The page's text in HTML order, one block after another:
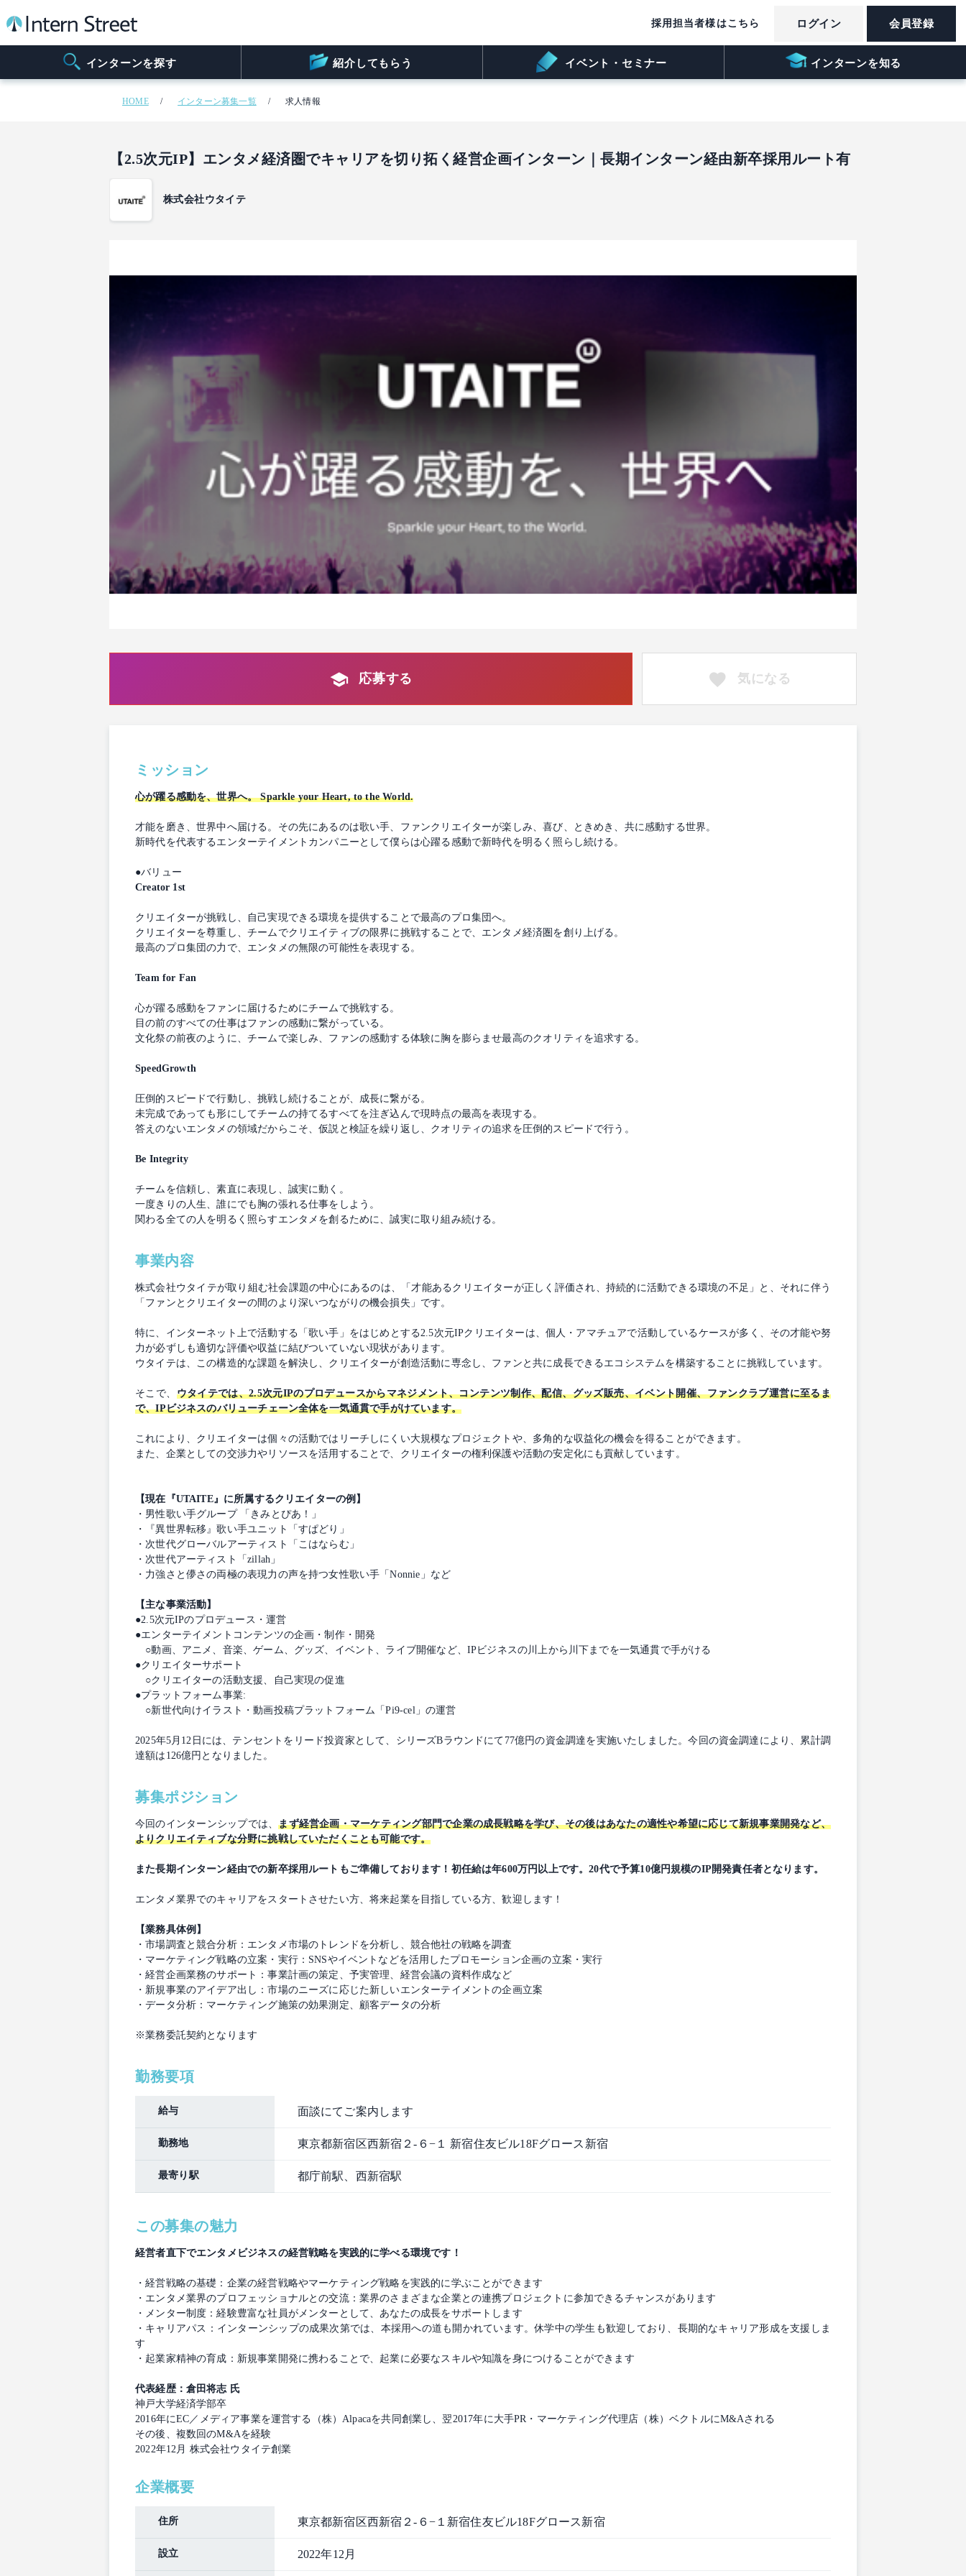
インターンを探す 紹介してもらう イベント・セミナー インターンを知る
採用担当者様はこちら ログイン 会員登録
HOME インターン募集一覧 求人情報
【2.5次元IP】エンタメ経済圏でキャリアを切り拓く経営企画インターン｜長期インターン経由新卒採用ルート有
株式会社ウタイテ
応募する 気になる
ミッション
心が躍る感動を、世界へ。 Sparkle your Heart, to the World.
才能を磨き、世界中へ届ける。その先にあるのは歌い手、ファンクリエイターが楽しみ、喜び、ときめき、共に感動する世界。
新時代を代表するエンターテイメントカンパニーとして僕らは心躍る感動で新時代を明るく照らし続ける。
●バリュー
Creator 1st
クリエイターが挑戦し、自己実現できる環境を提供することで最高のプロ集団へ。
クリエイターを尊重し、チームでクリエイティブの限界に挑戦することで、エンタメ経済圏を創り上げる。
最高のプロ集団の力で、エンタメの無限の可能性を表現する。
Team for Fan
心が躍る感動をファンに届けるためにチームで挑戦する。
目の前のすべての仕事はファンの感動に繋がっている。
文化祭の前夜のように、チームで楽しみ、ファンの感動する体験に胸を膨らませ最高のクオリティを追求する。
SpeedGrowth
圧倒的スピードで行動し、挑戦し続けることが、成長に繋がる。
未完成であっても形にしてチームの持てるすべてを注ぎ込んで現時点の最高を表現する。
答えのないエンタメの領域だからこそ、仮説と検証を繰り返し、クオリティの追求を圧倒的スピードで行う。
Be Integrity
チームを信頼し、素直に表現し、誠実に動く。
一度きりの人生、誰にでも胸の張れる仕事をしよう。
関わる全ての人を明るく照らすエンタメを創るために、誠実に取り組み続ける。
事業内容
株式会社ウタイテが取り組む社会課題の中心にあるのは、「才能あるクリエイターが正しく評価され、持続的に活動できる環境の不足」と、それに伴う
「ファンとクリエイターの間のより深いつながりの機会損失」です。
特に、インターネット上で活動する「歌い手」をはじめとする2.5次元IPクリエイターは、個人・アマチュアで活動しているケースが多く、その才能や努
力が必ずしも適切な評価や収益に結びついていない現状があります。
ウタイテは、この構造的な課題を解決し、クリエイターが創造活動に専念し、ファンと共に成長できるエコシステムを構築することに挑戦しています。
そこで、 ウタイテでは、2.5次元IPのプロデュースからマネジメント、コンテンツ制作、配信、グッズ販売、イベント開催、ファンクラブ運営に至るま
で、IPビジネスのバリューチェーン全体を一気通貫で手がけています。
これにより、クリエイターは個々の活動ではリーチしにくい大規模なプロジェクトや、多角的な収益化の機会を得ることができます。
また、企業としての交渉力やリソースを活用することで、クリエイターの権利保護や活動の安定化にも貢献しています。
【現在『UTAITE』に所属するクリエイターの例】
・男性歌い手グループ 「きみとぴあ！」
・『異世界転移』歌い手ユニット「すぱどり」
・次世代グローバルアーティスト「こはならむ」
・次世代アーティスト「zillah」
・力強さと儚さの両極の表現力の声を持つ女性歌い手「Nonnie」など
【主な事業活動】
●2.5次元IPのプロデュース・運営
●エンターテイメントコンテンツの企画・制作・開発
○動画、アニメ、音楽、ゲーム、グッズ、イベント、ライブ開催など、IPビジネスの川上から川下までを一気通貫で手がける
●クリエイターサポート
○クリエイターの活動支援、自己実現の促進
●プラットフォーム事業:
○新世代向けイラスト・動画投稿プラットフォーム「Pi9-cel」の運営
2025年5月12日には、テンセントをリード投資家として、シリーズBラウンドにて77億円の資金調達を実施いたしました。今回の資金調達により、累計調
達額は126億円となりました。
募集ポジション
今回のインターンシップでは、まず経営企画・マーケティング部門で企業の成長戦略を学び、その後はあなたの適性や希望に応じて新規事業開発など、
よりクリエイティブな分野に挑戦していただくことも可能です。
また長期インターン経由での新卒採用ルートもご準備しております！初任給は年600万円以上です。20代で予算10億円規模のIP開発責任者となります。
エンタメ業界でのキャリアをスタートさせたい方、将来起業を目指している方、歓迎します！
【業務具体例】
・市場調査と競合分析：エンタメ市場のトレンドを分析し、競合他社の戦略を調査
・マーケティング戦略の立案・実行：SNSやイベントなどを活用したプロモーション企画の立案・実行
・経営企画業務のサポート：事業計画の策定、予実管理、経営会議の資料作成など
・新規事業のアイデア出し：市場のニーズに応じた新しいエンターテイメントの企画立案
・データ分析：マーケティング施策の効果測定、顧客データの分析
※業務委託契約となります
勤務要項
給与 面談にてご案内します
勤務地 東京都新宿区西新宿２-６−１ 新宿住友ビル18Fグロース新宿
最寄り駅 都庁前駅、西新宿駅
この募集の魅力
経営者直下でエンタメビジネスの経営戦略を実践的に学べる環境です！
・経営戦略の基礎：企業の経営戦略やマーケティング戦略を実践的に学ぶことができます
・エンタメ業界のプロフェッショナルとの交流：業界のさまざまな企業との連携プロジェクトに参加できるチャンスがあります
・メンター制度：経験豊富な社員がメンターとして、あなたの成長をサポートします
・キャリアパス：インターンシップの成果次第では、本採用への道も開かれています。休学中の学生も歓迎しており、長期的なキャリア形成を支援しま
す
・起業家精神の育成：新規事業開発に携わることで、起業に必要なスキルや知識を身につけることができます
代表経歴：倉田将志 氏
神戸大学経済学部卒
2016年にEC／メディア事業を運営する（株）Alpacaを共同創業し、翌2017年に大手PR・マーケティング代理店（株）ベクトルにM&Aされる
その後、複数回のM&Aを経験
2022年12月 株式会社ウタイテ創業
企業概要
住所 東京都新宿区西新宿２-６−１新宿住友ビル18Fグロース新宿
設立 2022年12月